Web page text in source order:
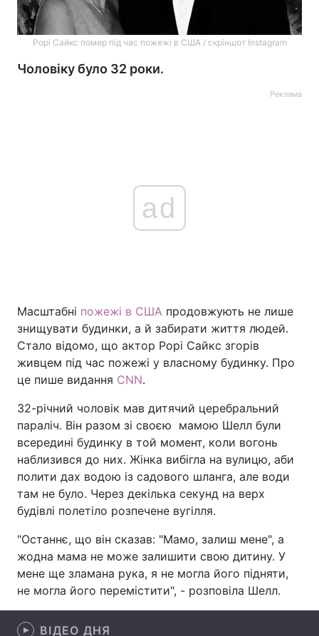
Головна Війна
Україна
Економіка Світ
Спорт Наука
Техно і зв'язок Лайт
Зброя Інциденти
Здоров'я Туризм
Цікавинки Погода
Рорі Сайкс помер під час пожежі в США / скріншот Instagram
Чоловіку було 32 роки.
Реклама
ad
Масштабні пожежі в США продовжують не лише
знищувати будинки, а й забирати життя людей.
Стало відомо, що актор Рорі Сайкс згорів
живцем під час пожежі у власному будинку. Про
це пише видання CNN.
32-річний чоловік мав дитячий церебральний
параліч. Він разом зі своєю мамою Шелл були
всередині будинку в той момент, коли вогонь
наблизився до них. Жінка вибігла на вулицю, аби
полити дах водою із садового шланга, але води
там не було. Через декілька секунд на верх
будівлі полетіло розпечене вугілля.
"Останнє, що він сказав: "Мамо, залиш мене", а
жодна мама не може залишити свою дитину. У
мене ще зламана рука, я не могла його підняти,
не могла його перемістити", - розповіла Шелл.
ВІДЕО ДНЯ